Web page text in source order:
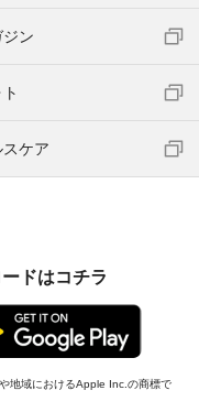
ン
ケア
ドはコチラ
地域におけるApple Inc.の商標で